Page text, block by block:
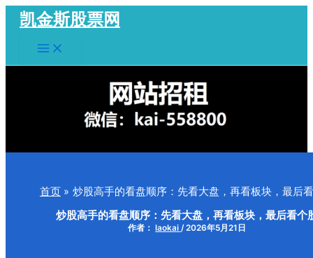
容
凯金斯股票网
Main
Menu
首页 炒股高手的看盘顺序：先看大盘，再看板块，最后
炒股高手的看盘顺序：先看大盘，再看板块，最后看个
作者： laokai /2026年5月21日